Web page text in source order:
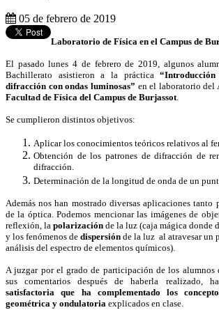
05 de febrero de 2019
Laboratorio de Física en el Campus de
El pasado lunes 4 de febrero de 2019, algunos
Bachillerato asistieron a la práctica
difracción con ondas luminosas” en el laboratorio del
Facultad de Física del Campus de Burjassot.
Se cumplieron distintos objetivos:
Aplicar los conocimientos teóricos relativos al
Obtención de los patrones de difracción de
difracción.
Determinación de la longitud de onda de un
Además nos han mostrado diversas aplicaciones tanto
de la óptica. Podemos mencionar las imágenes de
reflexión, la polarización de la luz (caja mágica donde
y los fenómenos de dispersión de la luz al atravesar un
análisis del espectro de elementos químicos).
A juzgar por el grado de participación de los alumnos
sus comentarios después de haberla realizado,
satisfactoria que ha complementado los
geométrica y ondulatoria explicados en clase.